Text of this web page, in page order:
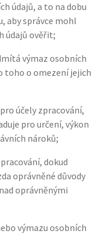
údajů, a to na dobu
aby správce mohl
údajů ověřit;
výmaz osobních
toho o omezení jejich
účely zpracování,
pro určení, výkon
nároků;
dokud
oprávněné důvody
oprávněnými
výmazu osobních